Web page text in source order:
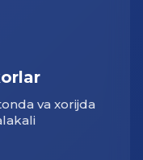
va xorijda